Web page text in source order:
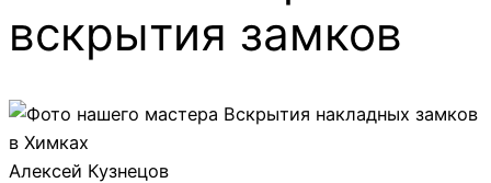
вскрытия замков
Алексей Кузнецов